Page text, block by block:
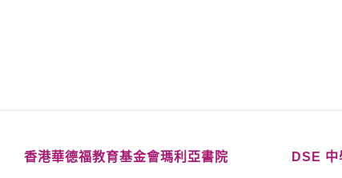
香港華德福教育基金會瑪利亞書院 DSE 中